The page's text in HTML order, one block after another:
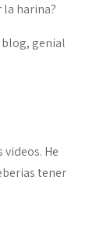
harina?
blog, genial
He
tener